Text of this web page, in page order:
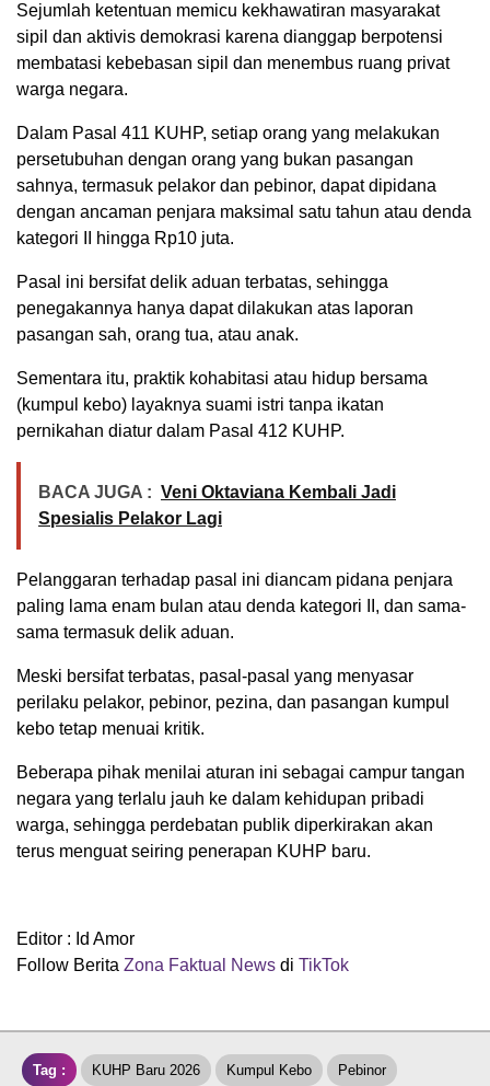
Sejumlah ketentuan memicu kekhawatiran masyarakat
sipil dan aktivis demokrasi karena dianggap berpotensi
membatasi kebebasan sipil dan menembus ruang privat
warga negara.
Dalam Pasal 411 KUHP, setiap orang yang melakukan
persetubuhan dengan orang yang bukan pasangan
sahnya, termasuk pelakor dan pebinor, dapat dipidana
dengan ancaman penjara maksimal satu tahun atau denda
kategori II hingga Rp10 juta.
Pasal ini bersifat delik aduan terbatas, sehingga
penegakannya hanya dapat dilakukan atas laporan
pasangan sah, orang tua, atau anak.
Sementara itu, praktik kohabitasi atau hidup bersama
(kumpul kebo) layaknya suami istri tanpa ikatan
pernikahan diatur dalam Pasal 412 KUHP.
BACA JUGA : Veni Oktaviana Kembali Jadi
Spesialis Pelakor Lagi
Pelanggaran terhadap pasal ini diancam pidana penjara
paling lama enam bulan atau denda kategori II, dan sama-
sama termasuk delik aduan.
Meski bersifat terbatas, pasal-pasal yang menyasar
perilaku pelakor, pebinor, pezina, dan pasangan kumpul
kebo tetap menuai kritik.
Beberapa pihak menilai aturan ini sebagai campur tangan
negara yang terlalu jauh ke dalam kehidupan pribadi
warga, sehingga perdebatan publik diperkirakan akan
terus menguat seiring penerapan KUHP baru.
Editor : Id Amor
Follow Berita Zona Faktual News di TikTok
Tag : KUHP Baru 2026 Kumpul Kebo Pebinor